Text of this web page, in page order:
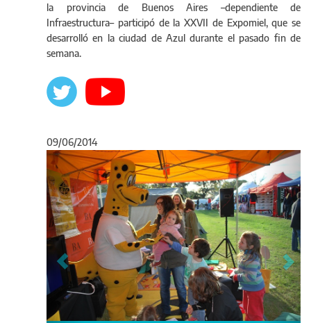
la provincia de Buenos Aires –dependiente de
Infraestructura– participó de la XXVII de Expomiel, que se
desarrolló en la ciudad de Azul durante el pasado fin de
semana.
09/06/2014
Anterior